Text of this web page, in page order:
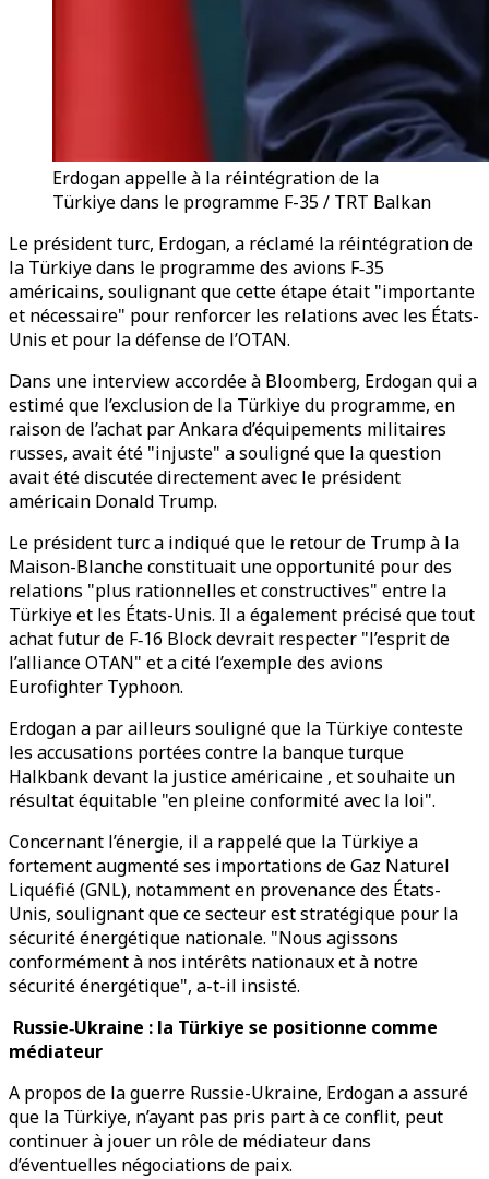
Erdogan appelle à la réintégration de la
Türkiye dans le programme F-35 / TRT Balkan
Le président turc, Erdogan, a réclamé la réintégration de
la Türkiye dans le programme des avions F‑35
américains, soulignant que cette étape était "importante
et nécessaire" pour renforcer les relations avec les États-
Unis et pour la défense de l’OTAN.
Dans une interview accordée à Bloomberg, Erdogan qui a
estimé que l’exclusion de la Türkiye du programme, en
raison de l’achat par Ankara d’équipements militaires
russes, avait été "injuste" a souligné que la question
avait été discutée directement avec le président
américain Donald Trump.
Le président turc a indiqué que le retour de Trump à la
Maison-Blanche constituait une opportunité pour des
relations "plus rationnelles et constructives" entre la
Türkiye et les États-Unis. Il a également précisé que tout
achat futur de F‑16 Block devrait respecter "l’esprit de
l’alliance OTAN" et a cité l’exemple des avions
Eurofighter Typhoon.
Erdogan a par ailleurs souligné que la Türkiye conteste
les accusations portées contre la banque turque
Halkbank devant la justice américaine , et souhaite un
résultat équitable "en pleine conformité avec la loi".
Concernant l’énergie, il a rappelé que la Türkiye a
fortement augmenté ses importations de Gaz Naturel
Liquéfié (GNL), notamment en provenance des États-
Unis, soulignant que ce secteur est stratégique pour la
sécurité énergétique nationale. "Nous agissons
conformément à nos intérêts nationaux et à notre
sécurité énergétique", a-t-il insisté.
Russie‑Ukraine : la Türkiye se positionne comme
médiateur
A propos de la guerre Russie-Ukraine, Erdogan a assuré
que la Türkiye, n’ayant pas pris part à ce conflit, peut
continuer à jouer un rôle de médiateur dans
d’éventuelles négociations de paix.